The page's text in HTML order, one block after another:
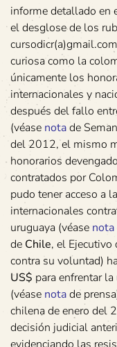
informe detallado en
el desglose de los
curiosa como la
únicamente los
internacionales y
después del fallo
(véase notade
del 2012, el mismo
honorarios
contratados por
pudo tener acceso a
internacionales
uruguaya (véase nota
de Chile, el
contra su voluntad)
US$ para enfrentar
(véase notade
chilena de enero del
decisión judicial